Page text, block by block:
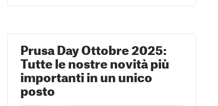
Prusa Day Ottobre 2025:
Tutte le nostre novità più
importanti in un unico
posto